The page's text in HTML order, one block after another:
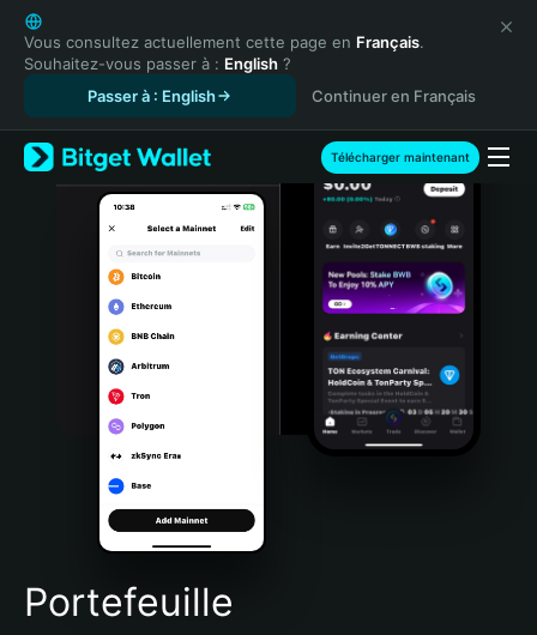
English
日本語
Tiếng Việt
Español (Latinoamérica)
Türkçe
Italiano
Português (Portugal)
Bahasa Indonesia
Português (Brasil)
Español (Argentina)
Vous consultez actuellement cette page en Français.
Souhaitez-vous passer à : English ?
Passer à : English
Continuer en Français
Télécharger maintenant
Portefeuille